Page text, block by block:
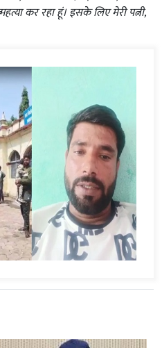
कर रहा हूं। इसके लिए मेरी पत्नी,